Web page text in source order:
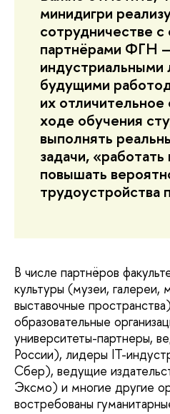
минидигри
сотрудничестве с
партнёрами ФГН
индустриальными
будущими
их отличительное
ходе обучения
выполнять
задачи,
повышать
трудоустройства
В числе партнёров
культуры (музеи, галереи,
выставочные
образовательные
университеты-партнеры,
России), лидеры IT-
Сбер), ведущие
Эксмо) и многие другие
востребованы